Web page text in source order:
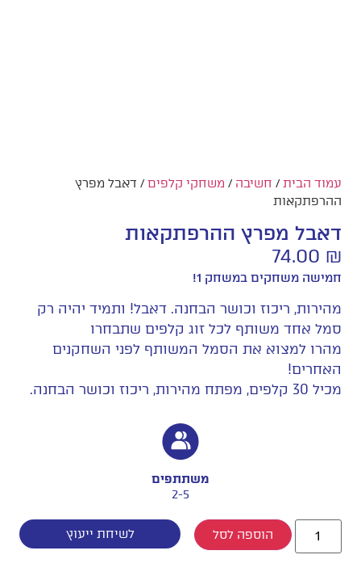
עמוד הבית/ חשיבה / משחקי קלפים/ דאבל מפרץ
ההרפתקאות
דאבל מפרץ ההרפתקאות
74.00 ₪
חמישה משחקים במשחק 1!
מהירות, ריכוז וכושר הבחנה. דאבל! ותמיד יהיה רק
סמל אחד משותף לכל זוג קלפים שתבחרו
מהרו למצוא את הסמל המשותף לפני השחקנים
האחרים!
מכיל 30 קלפים, מפתח מהירות, ריכוז וכושר הבחנה.
משתתפים
2-5
הוספה לסל לשיחת ייעוץ